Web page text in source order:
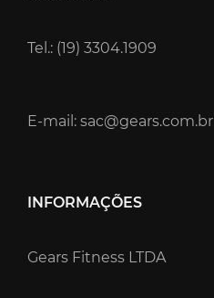
Tel.: (19) 3304.1909
E-mail: sac@gears.com.br
INFORMAÇÕES
Gears Fitness LTDA